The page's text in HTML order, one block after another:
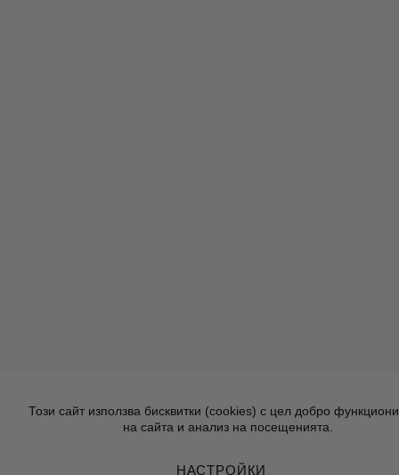
Този сайт използва бисквитки (cookies) с цел добро
на сайта и анализ на посещенията.
НАСТРОЙКИ